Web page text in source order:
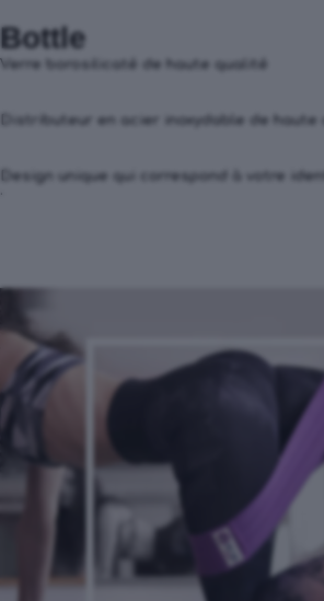
Bottle
Verre borosilicaté de haute qualité
Distributeur en acier inoxydable de haute
Design unique qui correspond à votre
.